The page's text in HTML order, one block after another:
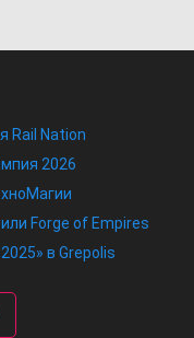
Rail Nation
2026
Forge of Empires
в Grepolis